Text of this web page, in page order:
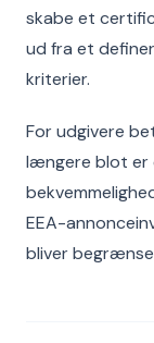
skabe et
ud fra et
kriterier.
For udgivere
længere blot er
EEA-
bliver